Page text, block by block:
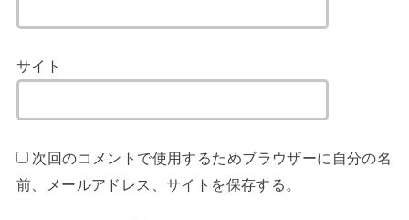
サイト
次回のコメントで使用するためブラウザーに自分の名
前、メールアドレス、サイトを保存する。